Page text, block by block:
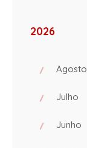
2026
Agosto
Julho
Junho